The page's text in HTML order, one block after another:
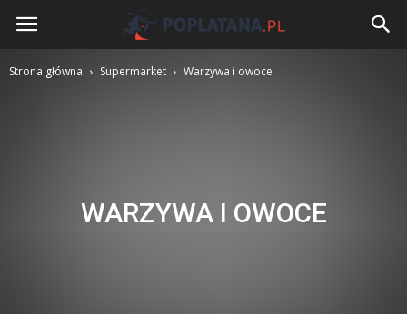
Poplatana.pl
Strona główna Supermarket Warzywa i owoce
WARZYWA I OWOCE